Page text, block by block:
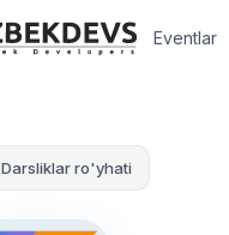
Eventlar
Darsliklar ro'yhati